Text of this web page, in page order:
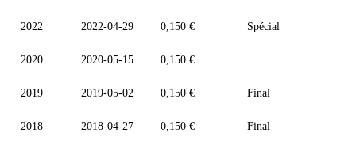
2022 2022-04-29 0,150 € Spécial
2020 2020-05-15 0,150 €
2019 2019-05-02 0,150 € Final
2018 2018-04-27 0,150 € Final